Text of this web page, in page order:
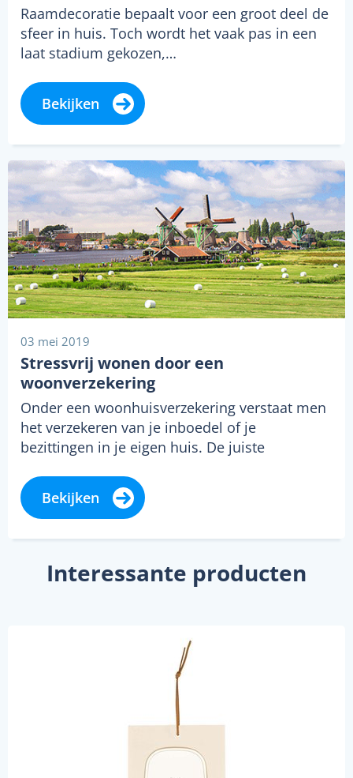
Raamdecoratie bepaalt voor een groot deel de
sfeer in huis. Toch wordt het vaak pas in een
laat stadium gekozen,…
Bekijken
03 mei 2019
Stressvrij wonen door een
woonverzekering
Onder een woonhuisverzekering verstaat men
het verzekeren van je inboedel of je
bezittingen in je eigen huis. De juiste
Bekijken
Interessante producten